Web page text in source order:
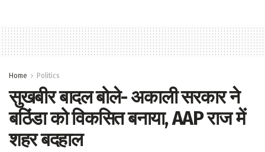
Home Politics
सुखबीर बादल बोले- अकाली सरकार ने
बठिंडा को विकसित बनाया, AAP राज में
शहर बदहाल